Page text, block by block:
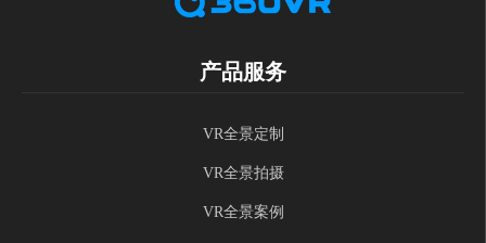
产品服务
VR全景定制
VR全景拍摄
VR全景案例